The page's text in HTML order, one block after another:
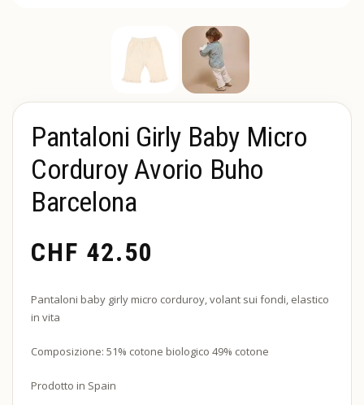
Pantaloni Girly Baby Micro
Corduroy Avorio Buho
Barcelona
CHF 42.50
Pantaloni baby girly micro corduroy, volant sui fondi, elastico
in vita
Composizione: 51% cotone biologico 49% cotone
Prodotto in Spain